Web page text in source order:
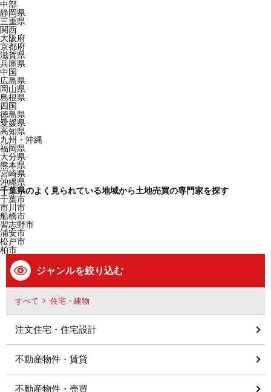
中部
静岡県
三重県
関西
大阪府
京都府
滋賀県
兵庫県
中国
広島県
岡山県
島根県
四国
徳島県
愛媛県
高知県
九州・沖縄
福岡県
大分県
熊本県
宮崎県
沖縄県
千葉県のよく見られている地域から土地売買の専門家を探す
千葉市
市川市
船橋市
習志野市
浦安市
松戸市
柏市
ジャンルを絞り込む
すべて 住宅・建物
注文住宅・住宅設計
不動産物件・賃貸
不動産物件・売買